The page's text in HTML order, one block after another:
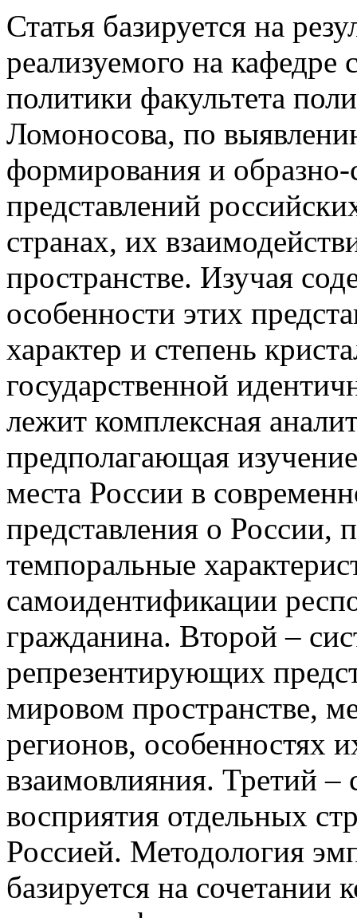
Статья базируется на
реализуемого на
политики факультета
Ломоносова, по
формирования и
представлений
странах, их
пространстве. Изучая
особенности этих
характер и степень
государственной
лежит комплексная
предполагающая
места России в
представления о России,
темпоральные
самоидентификации
гражданина. Второй –
репрезентирующих
мировом пространстве,
регионов, особенностях
взаимовлияния. Третий –
восприятия отдельных
Россией. Методология
базируется на сочетании